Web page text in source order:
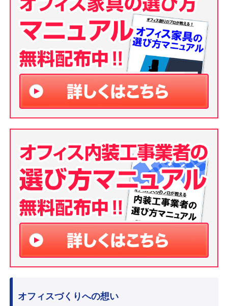
オフィスづくりへの想い